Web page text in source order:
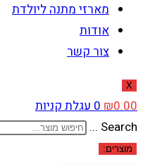
מארזי מתנה ליולדת
אודות
צור קשר
X
₪0.00
0עגלת קניות
Search ...
מוצרים: